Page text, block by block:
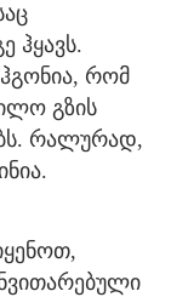
ჰყავს.
რომ
გზის
რალურად,